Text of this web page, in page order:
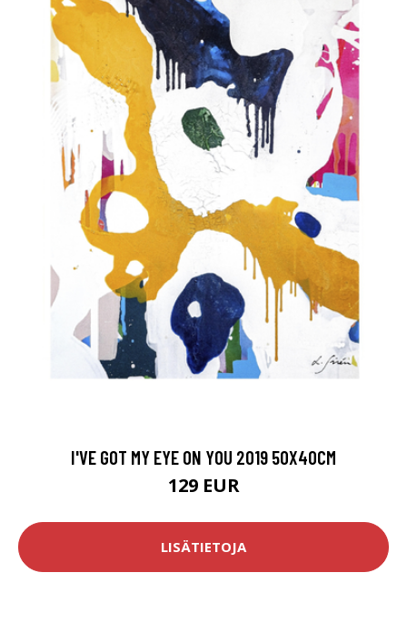
I'VE GOT MY EYE ON YOU 2019 50X40CM
129 EUR
LISÄTIETOJA